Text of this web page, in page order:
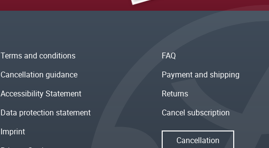
Terms and conditions
Cancellation guidance
Accessibility Statement
Data protection statement
Imprint
FAQ
Payment and shipping
Returns
Cancel subscription
Cancellation